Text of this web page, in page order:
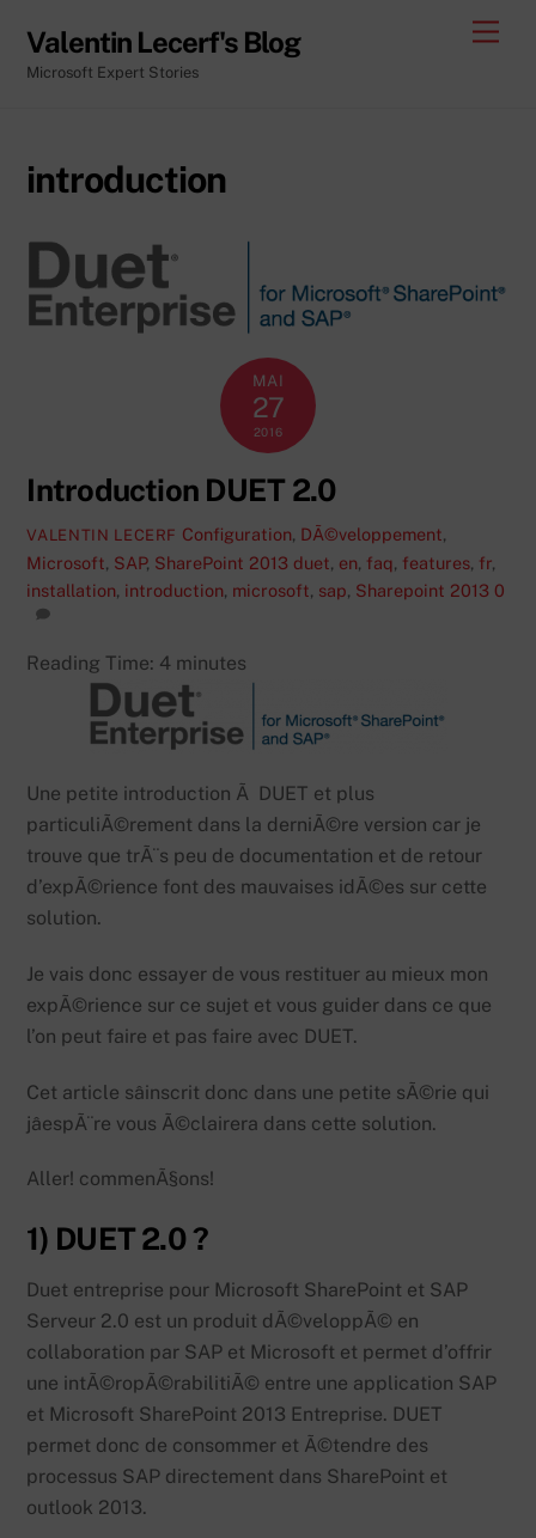
content
Valentin Lecerf's Blog
Microsoft Expert Stories
introduction
MAI
27
2016
Introduction DUET 2.0
VALENTIN LECERF Configuration, DÃ©veloppement,
Microsoft, SAP, SharePoint 2013 duet, en, faq, features, fr,
installation, introduction, microsoft, sap, Sharepoint 2013 0
Reading Time: 4 minutes
Une petite introduction Ã DUET et plus
particuliÃ©rement dans la derniÃ©re version car je
trouve que trÃ¨s peu de documentation et de retour
d’expÃ©rience font des mauvaises idÃ©es sur cette
solution.
Je vais donc essayer de vous restituer au mieux mon
expÃ©rience sur ce sujet et vous guider dans ce que
l’on peut faire et pas faire avec DUET.
Cet article sâinscrit donc dans une petite sÃ©rie qui
jâespÃ¨re vous Ã©clairera dans cette solution.
Aller! commenÃ§ons!
1) DUET 2.0 ?
Duet entreprise pour Microsoft SharePoint et SAP
Serveur 2.0 est un produit dÃ©veloppÃ© en
collaboration par SAP et Microsoft et permet d’offrir
une intÃ©ropÃ©rabilitiÃ© entre une application SAP
et Microsoft SharePoint 2013 Entreprise. DUET
permet donc de consommer et Ã©tendre des
processus SAP directement dans SharePoint et
outlook 2013.